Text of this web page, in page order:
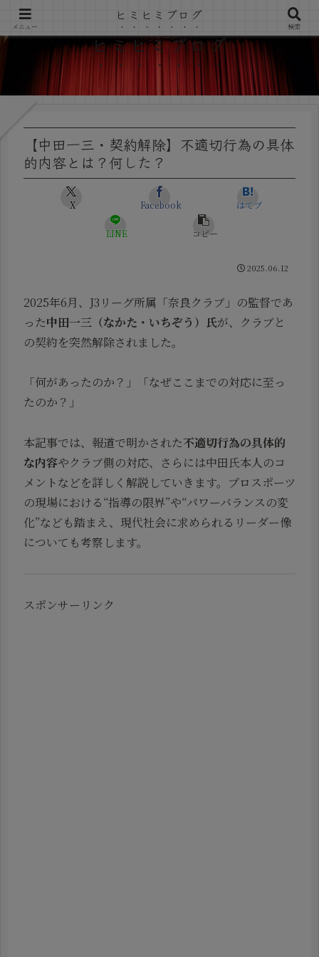
ヒミヒミブログ
【中田一三・契約解除】不適切行為の具体
的内容とは？何した？
X Facebook はてブ
LINE コピー
2025.06.12
2025年6月、J3リーグ所属「奈良クラブ」の監督であ
った中田一三（なかた・いちぞう）氏が、クラブと
の契約を突然解除されました。
「何があったのか？」「なぜここまでの対応に至っ
たのか？」
本記事では、報道で明かされた不適切行為の具体的
な内容やクラブ側の対応、さらには中田氏本人のコ
メントなどを詳しく解説していきます。プロスポーツ
の現場における“指導の限界”や“パワーバランスの変
化”なども踏まえ、現代社会に求められるリーダー像
についても考察します。
スポンサーリンク
メニュー
ヒミヒミブログ
検索